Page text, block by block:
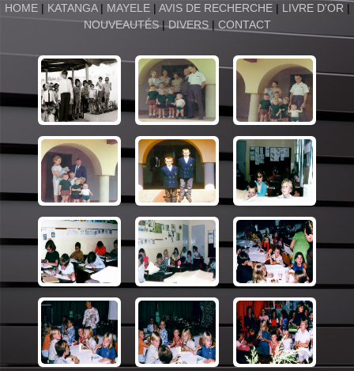
HOME | KATANGA| MAYELE| AVIS DE RECHERCHE| LIVRE D'OR |
NOUVEAUTÉS|DIVERS| CONTACT